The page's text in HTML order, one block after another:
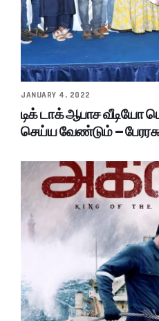
JANUARY 4, 2022
டிக் டாக் ஆபாச
செய்ய வேண்டும் – பேரரசு